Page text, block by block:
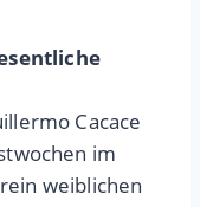
Cacace
im
weiblichen